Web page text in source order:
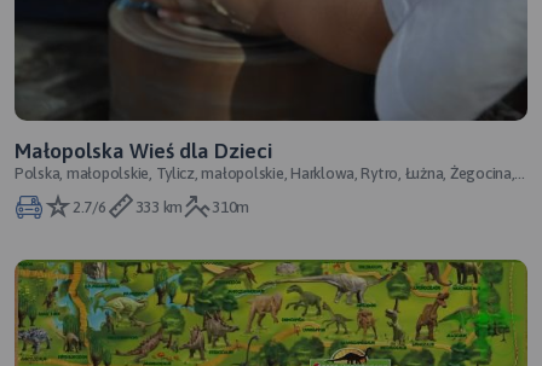
Małopolska Wieś dla Dzieci
Polska, małopolskie, Tylicz, małopolskie, Harklowa, Rytro, Łużna, Żegocina,
Kluszkowce, Orawka, Wiel
2.7/6
333 km 310m